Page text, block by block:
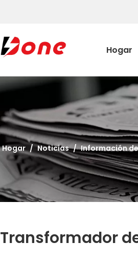
Hogar
Hogar / Noticias / Información
Transformador